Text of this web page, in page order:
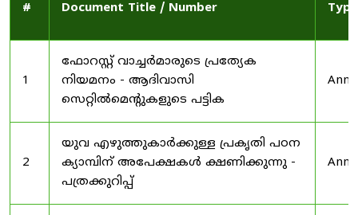
# Document Title / Number Type
1
ഫോറസ്റ്റ് വാച്ചർമാരുടെ പ്രത്യേക
നിയമനം - ആദിവാസി
സെറ്റിൽമെന്റുകളുടെ പട്ടിക
2
യുവ എഴുത്തുകാർക്കുള്ള പ്രകൃതി പഠന
ക്യാമ്പിന് അപേക്ഷകൾ ക്ഷണിക്കുന്നു -
പത്രക്കുറിപ്പ്